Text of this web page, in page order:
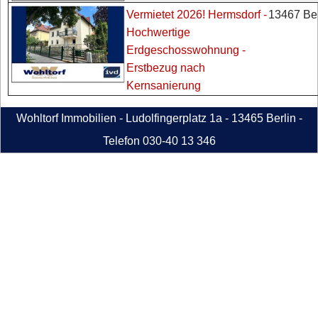
Vermietet 2026! Hermsdorf -
Hochwertige
Erdgeschosswohnung -
Erstbezug nach
Kernsanierung
13467
Wohltorf Immobilien - Ludolfingerplatz 1a - 13465 Berlin -
Telefon 030-40 13 346